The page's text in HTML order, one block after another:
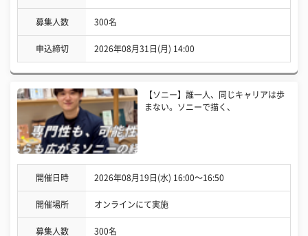
募集人数 300名
申込締切 2026年08月31日(月) 14:00
【ソニー】誰一人、同じキャリアは歩
まない。ソニーで描く、
開催日時 2026年08月19日(水) 16:00〜16:50
開催場所 オンラインにて実施
募集人数 300名